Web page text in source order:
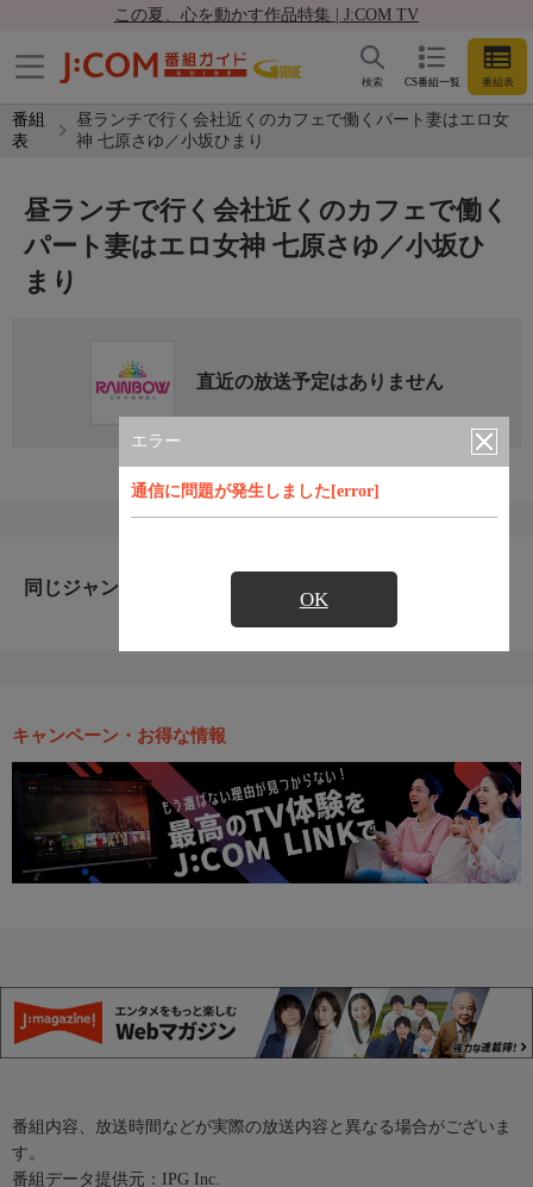
この夏、心を動かす作品特集 | J:COM TV
CS番組一覧 番組表
検索
番組
表
昼ランチで行く会社近くのカフェで働くパート妻はエロ女
神 七原さゆ／小坂ひまり
エラー
通信に問題が発生しました[error]
OK
昼ランチで行く会社近くのカフェで働く
パート妻はエロ女神 七原さゆ／小坂ひ
まり
直近の放送予定はありません
同じジャンルのおすすめ番組
キャンペーン・お得な情報
番組内容、放送時間などが実際の放送内容と異なる場合がございま
す。
番組データ提供元：IPG Inc.